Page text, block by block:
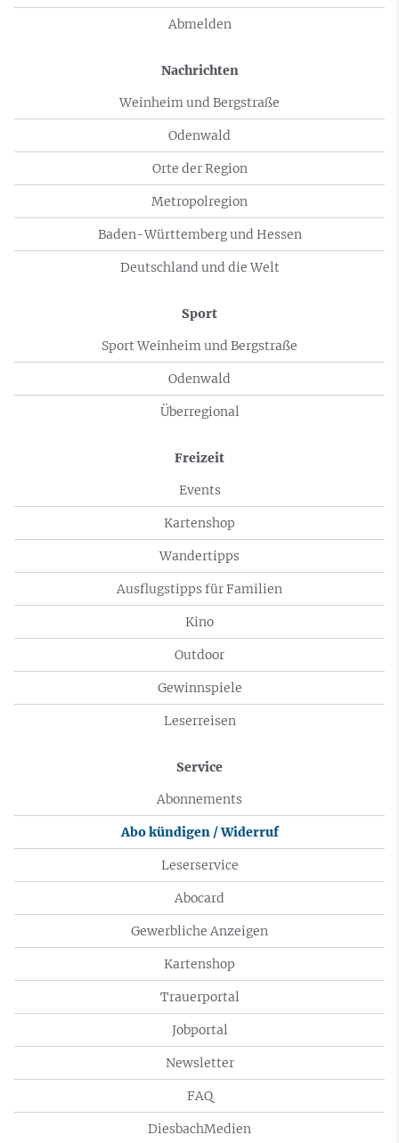
Abmelden
Nachrichten
Weinheim und Bergstraße
Odenwald
Orte der Region
Metropolregion
Baden-Württemberg und Hessen
Deutschland und die Welt
Sport
Sport Weinheim und Bergstraße
Odenwald
Überregional
Freizeit
Events
Kartenshop
Wandertipps
Ausflugstipps für Familien
Kino
Outdoor
Gewinnspiele
Leserreisen
Service
Abonnements
Abo kündigen / Widerruf
Leserservice
Abocard
Gewerbliche Anzeigen
Kartenshop
Trauerportal
Jobportal
Newsletter
FAQ
DiesbachMedien